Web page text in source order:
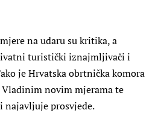
na udaru su kritika, a
turistički iznajmljivači i
je Hrvatska obrtnička komora
novim mjerama te
najavljuje prosvjede.